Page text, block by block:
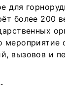
для
более 200
мероприятие
вызовов и